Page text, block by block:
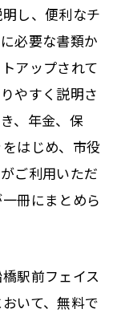
し、便利なチ
必要な書類か
アップされて
やすく説明さ
、年金、保
はじめ、市役
ご利用いただ
冊にまとめら
駅前フェイス
いて、無料で